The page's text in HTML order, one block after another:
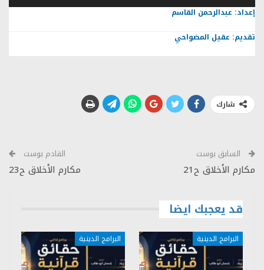
إعداد: عبدالرحمن القاسم
تقديم: عقيل المضواحي
شارك
السابق بوست
مكارم الأخلاق ح21
القادم بوست
مكارم الأخلاق ح23
قد يعجبك ايضا
البرامج الدينية البرامج الدينية